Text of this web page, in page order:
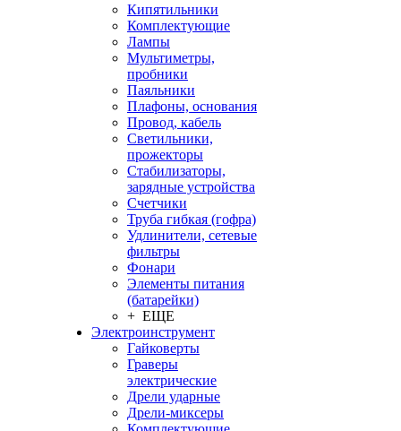
Кипятильники
Комплектующие
Лампы
Мультиметры,
пробники
Паяльники
Плафоны, основания
Провод, кабель
Светильники,
прожекторы
Стабилизаторы,
зарядные устройства
Счетчики
Труба гибкая (гофра)
Удлинители, сетевые
фильтры
Фонари
Элементы питания
(батарейки)
+ ЕЩЕ
Электроинструмент
Гайковерты
Граверы
электрические
Дрели ударные
Дрели-миксеры